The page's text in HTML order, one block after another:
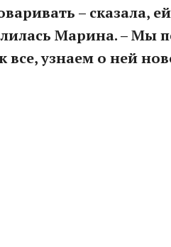
– сказала,
Марина. – Мы
все, узнаем о ней